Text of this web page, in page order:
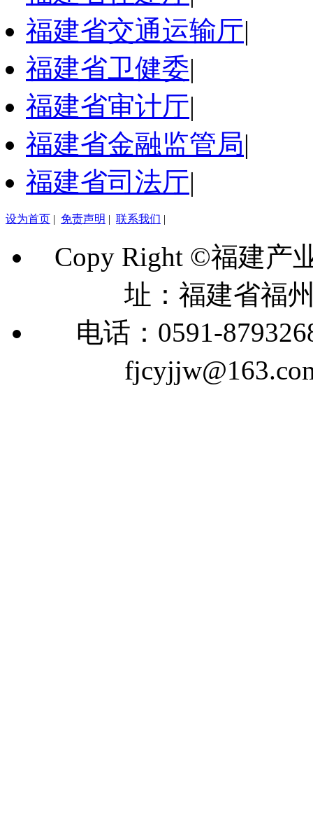
福建省交通运输厅|
福建省卫健委|
福建省审计厅|
福建省金融监管局|
福建省司法厅|
设为首页 | 免责声明 | 联系我们 |
Copy Right ©福建产
址：福建省福
电话：0591-